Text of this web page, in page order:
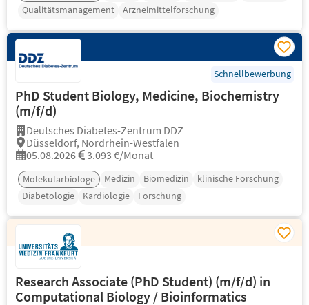
Qualitätsmanagement
Arzneimittelforschung
Schnellbewerbung
PhD Student Biology, Medicine, Biochemistry
(m/f/d)
Deutsches Diabetes-Zentrum DDZ
Düsseldorf, Nordrhein-Westfalen
05.08.2026
3.093 €/Monat
Molekularbiologe Medizin Biomedizin
klinische Forschung
Diabetologie
Kardiologie Forschung
Research Associate (PhD Student) (m/f/d) in
Computational Biology / Bioinformatics